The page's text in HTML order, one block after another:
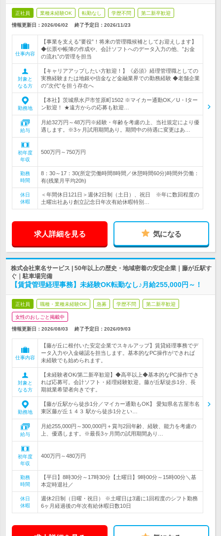
正社員 業種未経験OK 転勤なし 学歴不問 第二新卒歓迎
情報更新日：2026/06/02 終了予定日： 2026/11/23
仕事内容
【事業を支える”要役”！将来の管理職候補としてお迎えします】
◆伝票や帳簿の作成や、会計ソフトへのデータ入力の他、”お金
の流れ”の管理を担当
対象と
なる方
【キャリアアップしたい方歓迎！】《必須》経理管理職としての
実務経験または地銀や信金など金融業界での勤務経験 ◆老舗企業
の”次代”を担う存在へ
勤務地
【本社】茨城県水戸市笠原町1502 ※マイカー通勤OK／U・Iター
ン歓迎！ ★遠方からの応募も歓迎…
給与
月給32万円～48万円※経験・年齢を考慮の上、当社規定により優
遇します。※3ヶ月試用期間あり。期間中の待遇に変更はあ…
初年度
年収
500万円～750万円
勤務
時間
8：30～17：30(所定労働時間8時間／休憩時間60分)時間外労働：
有(残業月平均20h)
休日
休暇
＜年間休日121日＞週休2日制（土日）、祝日 ※年に数回程度の
土曜出社あり創立記念日年次有給休暇特別…
求人詳細を見る 気になる
株式会社東名サービス | 50年以上の歴史・地域密着の安定企業｜藤が丘駅す
ぐ｜駐車場完備
【賃貸管理経理事務】未経験OK転勤なし♪月給255,000円～！
正社員 職種・業種未経験OK 急募 学歴不問 第二新卒歓迎
女性のおしごと掲載中
情報更新日：2026/08/03 終了予定日： 2026/09/03
仕事内容
【藤が丘に根付いた安定企業でスキルアップ】賃貸経理事務でデ
ータ入力や入金確認を担当します。基本的なPC操作ができれば
未経験でも始められます。
対象と
なる方
【未経験者OK/第二新卒歓迎】◆高卒以上◆基本的なPC操作でき
れば応募可。会計ソフト・経理経験歓迎。藤が丘駅徒歩1分、長
期就業希望者向きです。
勤務地
【藤が丘駅から徒歩1分／マイカー通勤もOK】 愛知県名古屋市名
東区藤が丘１４３ 駅から徒歩1分とい…
給与
月給255,000円～300,000円＋賞与2回年齢、経験、能力を考慮の
上、優遇します。※最長3ヶ月間の試用期間あり…
初年度
年収
400万円～480万円
勤務
時間
【平日】8時30分～17時30分【土曜日】9時00分～15時00分＼基
本定時退社／
休日
休暇
週休2日制（日曜・祝日） ※土曜日は3週に1回程度のシフト勤務
6ヶ月経過後の年次有給休暇日数10日